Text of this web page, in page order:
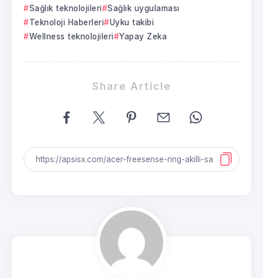
Sağlık teknolojileri
Sağlık uygulaması
Teknoloji Haberleri
Uyku takibi
Wellness teknolojileri
Yapay Zeka
Share Article